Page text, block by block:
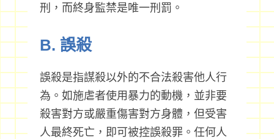
刑，而終身監禁是唯一刑罰。
B. 誤殺
誤殺是指謀殺以外的不合法殺害他人行
為。如施虐者使用暴力的動機，並非要
殺害對方或嚴重傷害對方身體，但受害
人最終死亡，即可被控誤殺罪。任何人